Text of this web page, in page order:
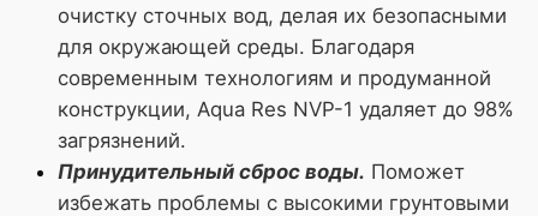
очистку сточных вод, делая их безопасными
для окружающей среды. Благодаря
современным технологиям и продуманной
конструкции, Aqua Res NVP-1 удаляет до 98%
загрязнений.
Принудительный сброс воды. Поможет
избежать проблемы с высокими грунтовыми